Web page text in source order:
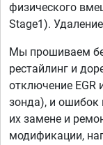
физического
Stage1).
Мы прошиваем
рестайлинг и
отключение EGR
зонда), и ошибок
их замене и
модификации,